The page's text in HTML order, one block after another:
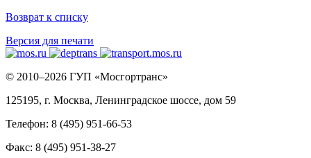
Возврат к списку
Версия для печати
© 2010–2026 ГУП «Мосгортранс»
125195, г. Москва, Ленинградское шоссе, дом 59
Телефон: 8 (495) 951-66-53
Факс: 8 (495) 951-38-27